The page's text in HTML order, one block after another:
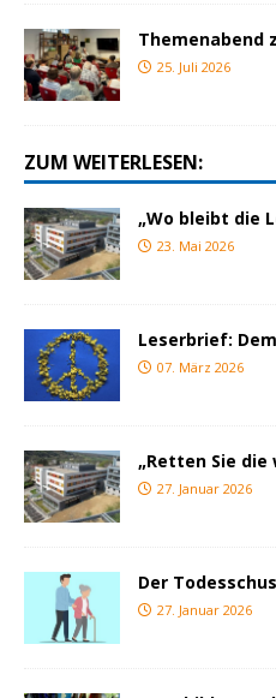
Themenabend
25. Juli 2026
ZUM WEITERLESEN:
„Wo bleibt die
23. Mai 2026
Leserbrief:
07. März 2026
„Retten Sie die
27. Januar 2026
Der
27. Januar 2026